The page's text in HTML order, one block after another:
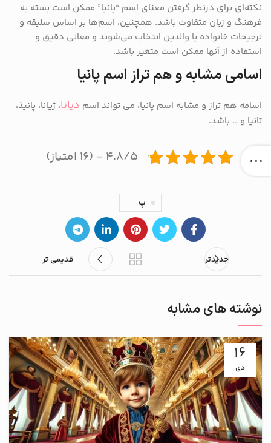
نکته‌ای برای درنظر گرفتن معنای اسم “پانیا” ممکن است بسته به
فرهنگ و زبان متفاوت باشد. همچنین، اسم‌ها بر اساس سلیقه و
ترجیحات خانواده یا والدین انتخاب می‌شوند و معانی دقیق و
استفاده از آنها ممکن است متغیر باشد.
اسامی مشابه و هم تراز اسم پانیا
اسامه هم تراز و مشابه اسم پانیا، می تواند اسم دیانا، ژیانا، پانیذ،
تانیا و … باشد.
۴.۸/۵ - (۱۶ امتیاز)
پ
جدیدتر قدیمی تر
نوشته های مشابه
16
دی